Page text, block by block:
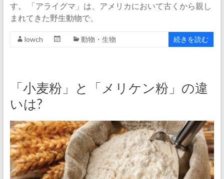
す。 「アライグマ」は、アメリカにおいて古くから親し
まれてきた野生動物で、
lowch 動物・生物 続きを読む
「小麦粉」と「メリケン粉」の違
いは?